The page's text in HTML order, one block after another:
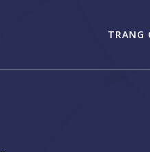
TRANG